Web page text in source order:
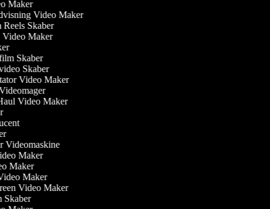
Maker
Video Maker
Reels Skaber
Video Maker
Skaber
Skaber
Video Maker
Video Maker
Videomaskine
Maker
Maker
Maker
Video Maker
Skaber